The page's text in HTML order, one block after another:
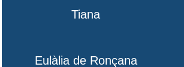
Tiana
Eulàlia de Ronçana